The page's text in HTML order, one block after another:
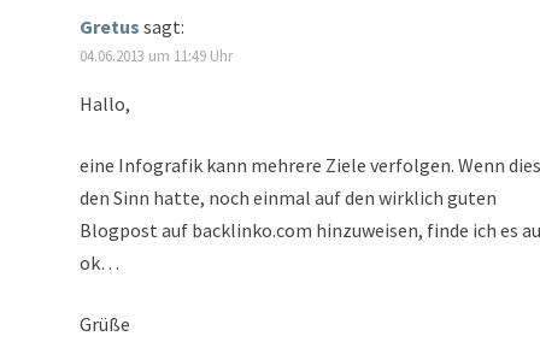
Gretus sagt:
04.06.2013 um 11:49 Uhr
Hallo,
eine Infografik kann mehrere Ziele verfolgen. Wenn
den Sinn hatte, noch einmal auf den wirklich guten
Blogpost auf backlinko.com hinzuweisen, finde ich es
ok…
Grüße